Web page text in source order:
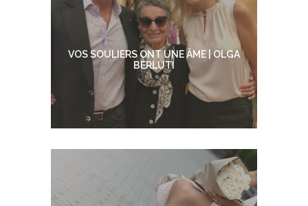
VOS SOULIERS ONT UNE ÂME | OLGA
BERLUTI